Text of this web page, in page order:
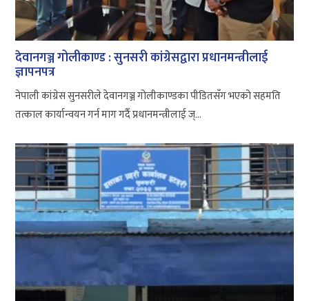
देवानगञ्ज गोलीकाण्ड : सुनसरी कांग्रेसद्वारा प्रधानमन्त्रीलाई
ज्ञापनपत्र
नेपाली कांग्रेस सुनसरीले देवानगञ्ज गोलीकाण्डका पीडितसँग भएको सहमति
तत्काल कार्यान्वयन गर्न माग गर्दै प्रधानमन्त्रीलाई ज्...